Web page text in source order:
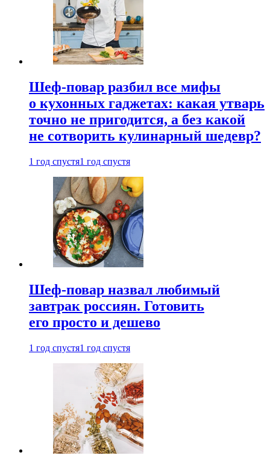
Шеф-повар разбил все мифы
о кухонных гаджетах: какая утварь
точно не пригодится, а без какой
не сотворить кулинарный шедевр?
1 год спустя1 год спустя
Шеф-повар назвал любимый
завтрак россиян. Готовить
его просто и дешево
1 год спустя1 год спустя